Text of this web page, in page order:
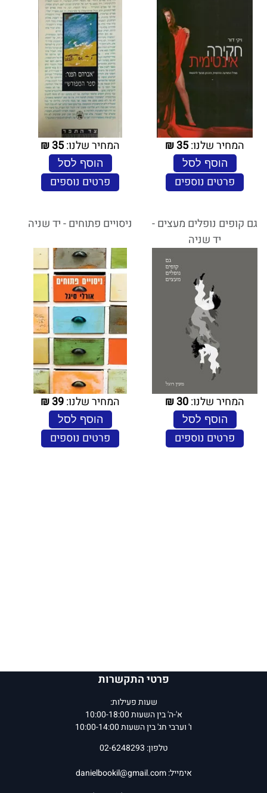
המחיר שלנו:35
₪
הוסף לסל
פרטים נוספים
המחיר שלנו:35
₪
הוסף לסל
פרטים נוספים
גם קופים נופלים מעצים -
יד שניה
המחיר שלנו:30
₪
הוסף לסל
פרטים נוספים
ניסויים פתוחים - יד שניה
המחיר שלנו:39
₪
הוסף לסל
פרטים נוספים
פרטי התקשרות
שעות פעילות:
א'-ה' בין השעות 10:00-18:00
ו' וערבי חג' בין השעות 10:00-14:00
טלפון: 02-6248293
אימייל:danielbookil@gmail.com